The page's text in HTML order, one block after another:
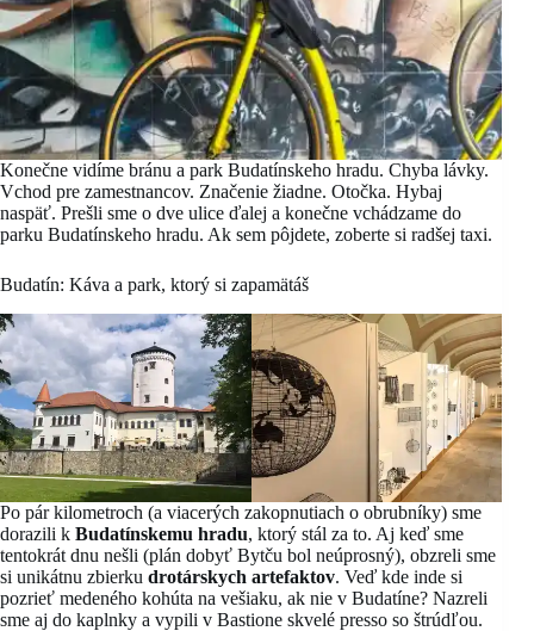
Konečne vidíme bránu a park Budatínskeho hradu. Chyba lávky.
Vchod pre zamestnancov. Značenie žiadne. Otočka. Hybaj
naspäť. Prešli sme o dve ulice ďalej a konečne vchádzame do
parku Budatínskeho hradu. Ak sem pôjdete, zoberte si radšej taxi.
Budatín: Káva a park, ktorý si zapamätáš
Po pár kilometroch (a viacerých zakopnutiach o obrubníky) sme
dorazili k Budatínskemu hradu, ktorý stál za to. Aj keď sme
tentokrát dnu nešli (plán dobyť Bytču bol neúprosný), obzreli sme
si unikátnu zbierku drotárskych artefaktov. Veď kde inde si
pozrieť medeného kohúta na vešiaku, ak nie v Budatíne? Nazreli
sme aj do kaplnky a vypili v Bastione skvelé presso so štrúdľou.